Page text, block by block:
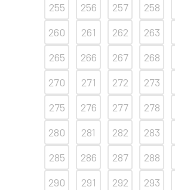
255
256 257 258
260
261 262 263
265
266 267 268
270
271 272 273
275
276 277 278
280
281 282 283
285
286 287 288
290
291 292 293